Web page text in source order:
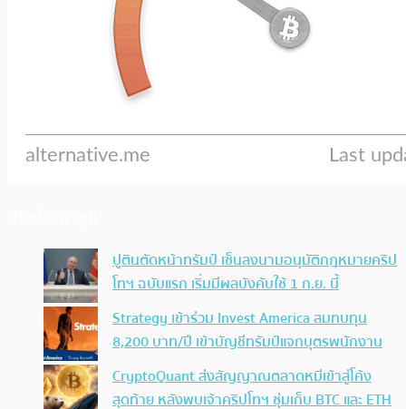
ปูตินตัดหน้าทรัมป์ เซ็นลงนามอนุมัติกฎหมายคริป
โทฯ ฉบับแรก เริ่มมีผลบังคับใช้ 1 ก.ย. นี้
Strategy เข้าร่วม Invest America สมทบทุน
8,200 บาท/ปี เข้าบัญชีทรัมป์แจกบุตรพนักงาน
CryptoQuant ส่งสัญญาณตลาดหมีเข้าสู่โค้ง
สุดท้าย หลังพบเจ้าคริปโทฯ ซุ่มเก็บ BTC และ ETH